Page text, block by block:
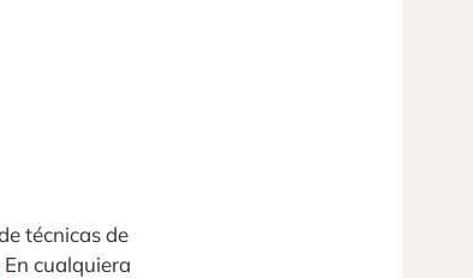
técnicas de
En cualquiera